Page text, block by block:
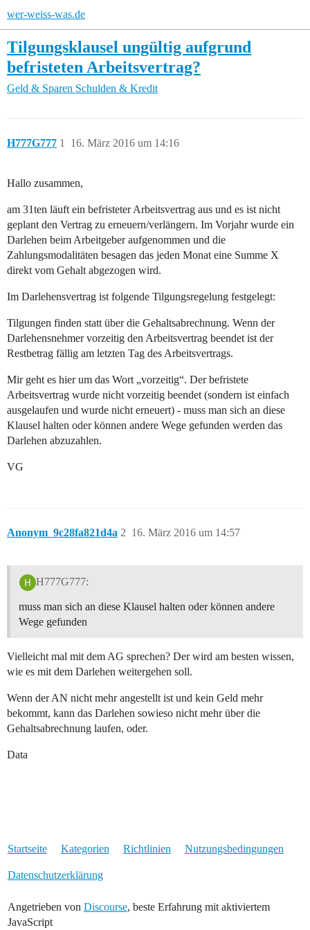
wer-weiss-was.de
Tilgungsklausel ungültig aufgrund
befristeten Arbeitsvertrag?
Geld & Sparen Schulden & Kredit
H777G777 16. März 2016 um 14:16
1
Hallo zusammen,
am 31ten läuft ein befristeter Arbeitsvertrag aus und es ist nicht
geplant den Vertrag zu erneuern/verlängern. Im Vorjahr wurde ein
Darlehen beim Arbeitgeber aufgenommen und die
Zahlungsmodalitäten besagen das jeden Monat eine Summe X
direkt vom Gehalt abgezogen wird.
Im Darlehensvertrag ist folgende Tilgungsregelung festgelegt:
Tilgungen finden statt über die Gehaltsabrechnung. Wenn der
Darlehensnehmer vorzeitig den Arbeitsvertrag beendet ist der
Restbetrag fällig am letzten Tag des Arbeitsvertrags.
Mir geht es hier um das Wort „vorzeitig“. Der befristete
Arbeitsvertrag wurde nicht vorzeitig beendet (sondern ist einfach
ausgelaufen und wurde nicht erneuert) - muss man sich an diese
Klausel halten oder können andere Wege gefunden werden das
Darlehen abzuzahlen.
VG
Anonym_9c28fa821d4a 16. März 2016 um 14:57
2
H777G777:
muss man sich an diese Klausel halten oder können andere
Wege gefunden
Vielleicht mal mit dem AG sprechen? Der wird am besten wissen,
wie es mit dem Darlehen weitergehen soll.
Wenn der AN nicht mehr angestellt ist und kein Geld mehr
bekommt, kann das Darlehen sowieso nicht mehr über die
Gehaltsabrechnung laufen, oder.
Data
Startseite Kategorien Richtlinien Nutzungsbedingungen
Datenschutzerklärung
Angetrieben von Discourse, beste Erfahrung mit aktiviertem
JavaScript